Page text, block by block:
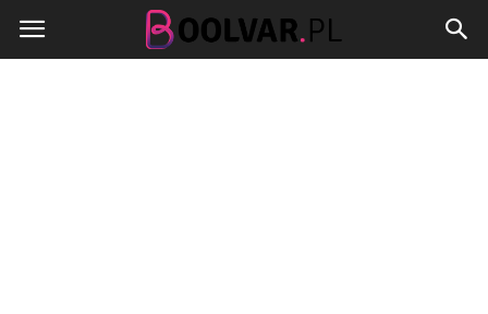
Boolvar.pl